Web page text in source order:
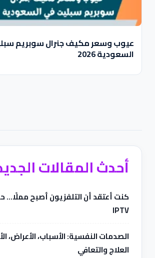
عيوب وسعر مكيف جنرال سوبريم
السعودية 2026
أحدث المقالات
كنت أعتقد أن التلفزيون أصبح مملًا…
IPTV
الصدمات النفسية: الأسباب، الأعراض،
العلاج والتعافي